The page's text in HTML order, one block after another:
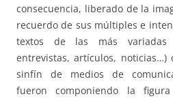
consecuencia, liberado de la
recuerdo de sus múltiples e
textos de las más variadas
entrevistas, artículos,
sinfín de medios de
fueron componiendo la